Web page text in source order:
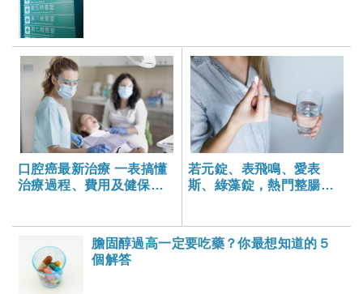
口腔癌最新治療 一表搞懂
治療過程、費用及健保狀
若元錠、表飛鳴、愛表
斯、綠藻錠，熱門整腸保
膽固醇過高一定要吃藥？你最想知道的５
個解答